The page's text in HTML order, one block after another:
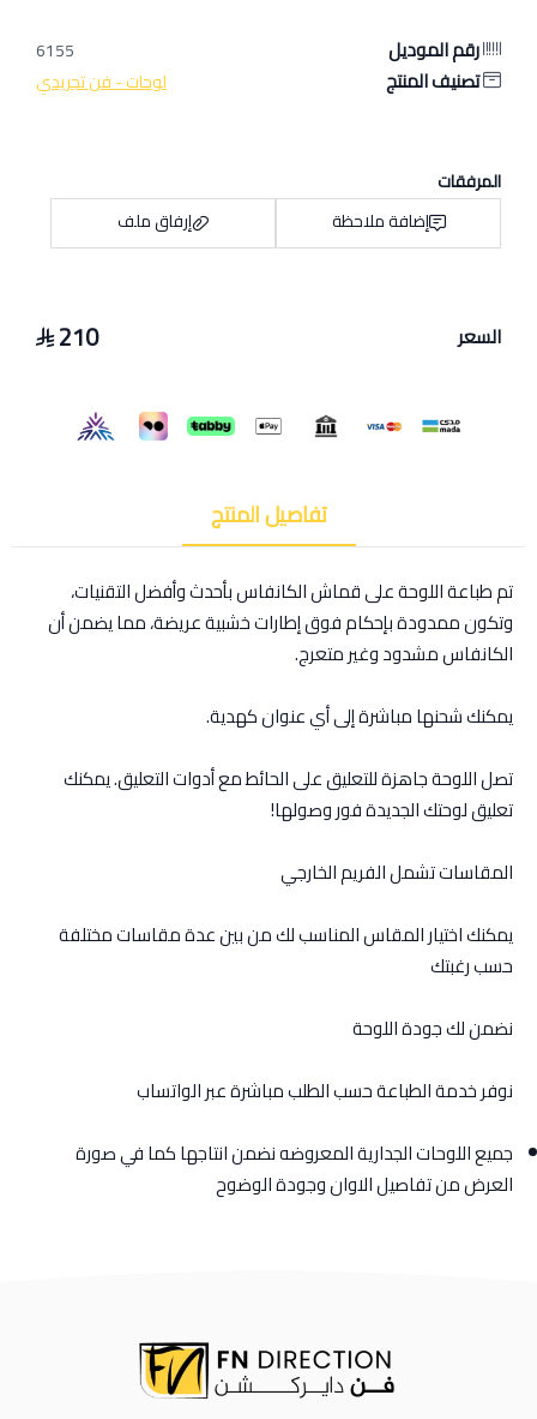
رقم الموديل 6155
تصنيف المنتج لوحات - فن تجريدي
المرفقات
إضافة ملاحظة
إرفاق ملف
السعر 210
تفاصيل المنتج
تم طباعة اللوحة على قماش الكانفاس بأحدث وأفضل التقنيات،
وتكون ممدودة بإحكام فوق إطارات خشبية عريضة، مما يضمن أن
الكانفاس مشدود وغير متعرج.
يمكنك شحنها مباشرة إلى أي عنوان كهدية.
تصل اللوحة جاهزة للتعليق على الحائط مع أدوات التعليق. يمكنك
تعليق لوحتك الجديدة فور وصولها!
المقاسات تشمل الفريم الخارجي
يمكنك اختيار المقاس المناسب لك من بين عدة مقاسات مختلفة
حسب رغبتك
نضمن لك جودة اللوحة
نوفر خدمة الطباعة حسب الطلب مباشرة عبر الواتساب
جميع اللوحات الجدارية المعروضه نضمن انتاجها كما في صورة
العرض من تفاصيل الاوان وجودة الوضوح